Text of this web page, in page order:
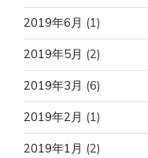
2019年6月 (1)
2019年5月 (2)
2019年3月 (6)
2019年2月 (1)
2019年1月 (2)